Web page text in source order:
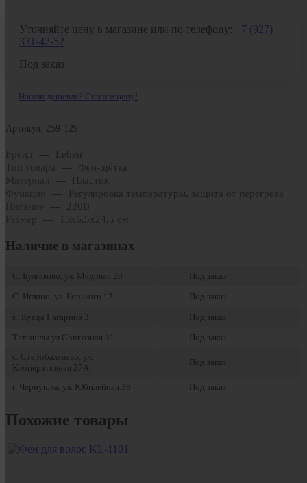
Уточняйте цену в магазине или по телефону: +7 (927)
331-42-52
Под заказ
Нашли дешевле? Снизим цену!
Артикул: 259-129
—
Leben
—
Фен-щётка
—
Пластик
—
Регулировка температуры, защита от перегрева
—
220В
— 15х6,5х24,5 см
Наличие в магазинах
С. Булгаково, ул. Медовая 20
Под заказ
С. Иглино, ул. Горького 12
Под заказ
п. Куеда Гагарина 3
Под заказ
Татышлы ул.Совхозная 31
Под заказ
с. Старобалтаево, ул.
Кооперативная 27А
Под заказ
г. Чернушка, ул. Юбилейная 38 Под заказ
Похожие товары